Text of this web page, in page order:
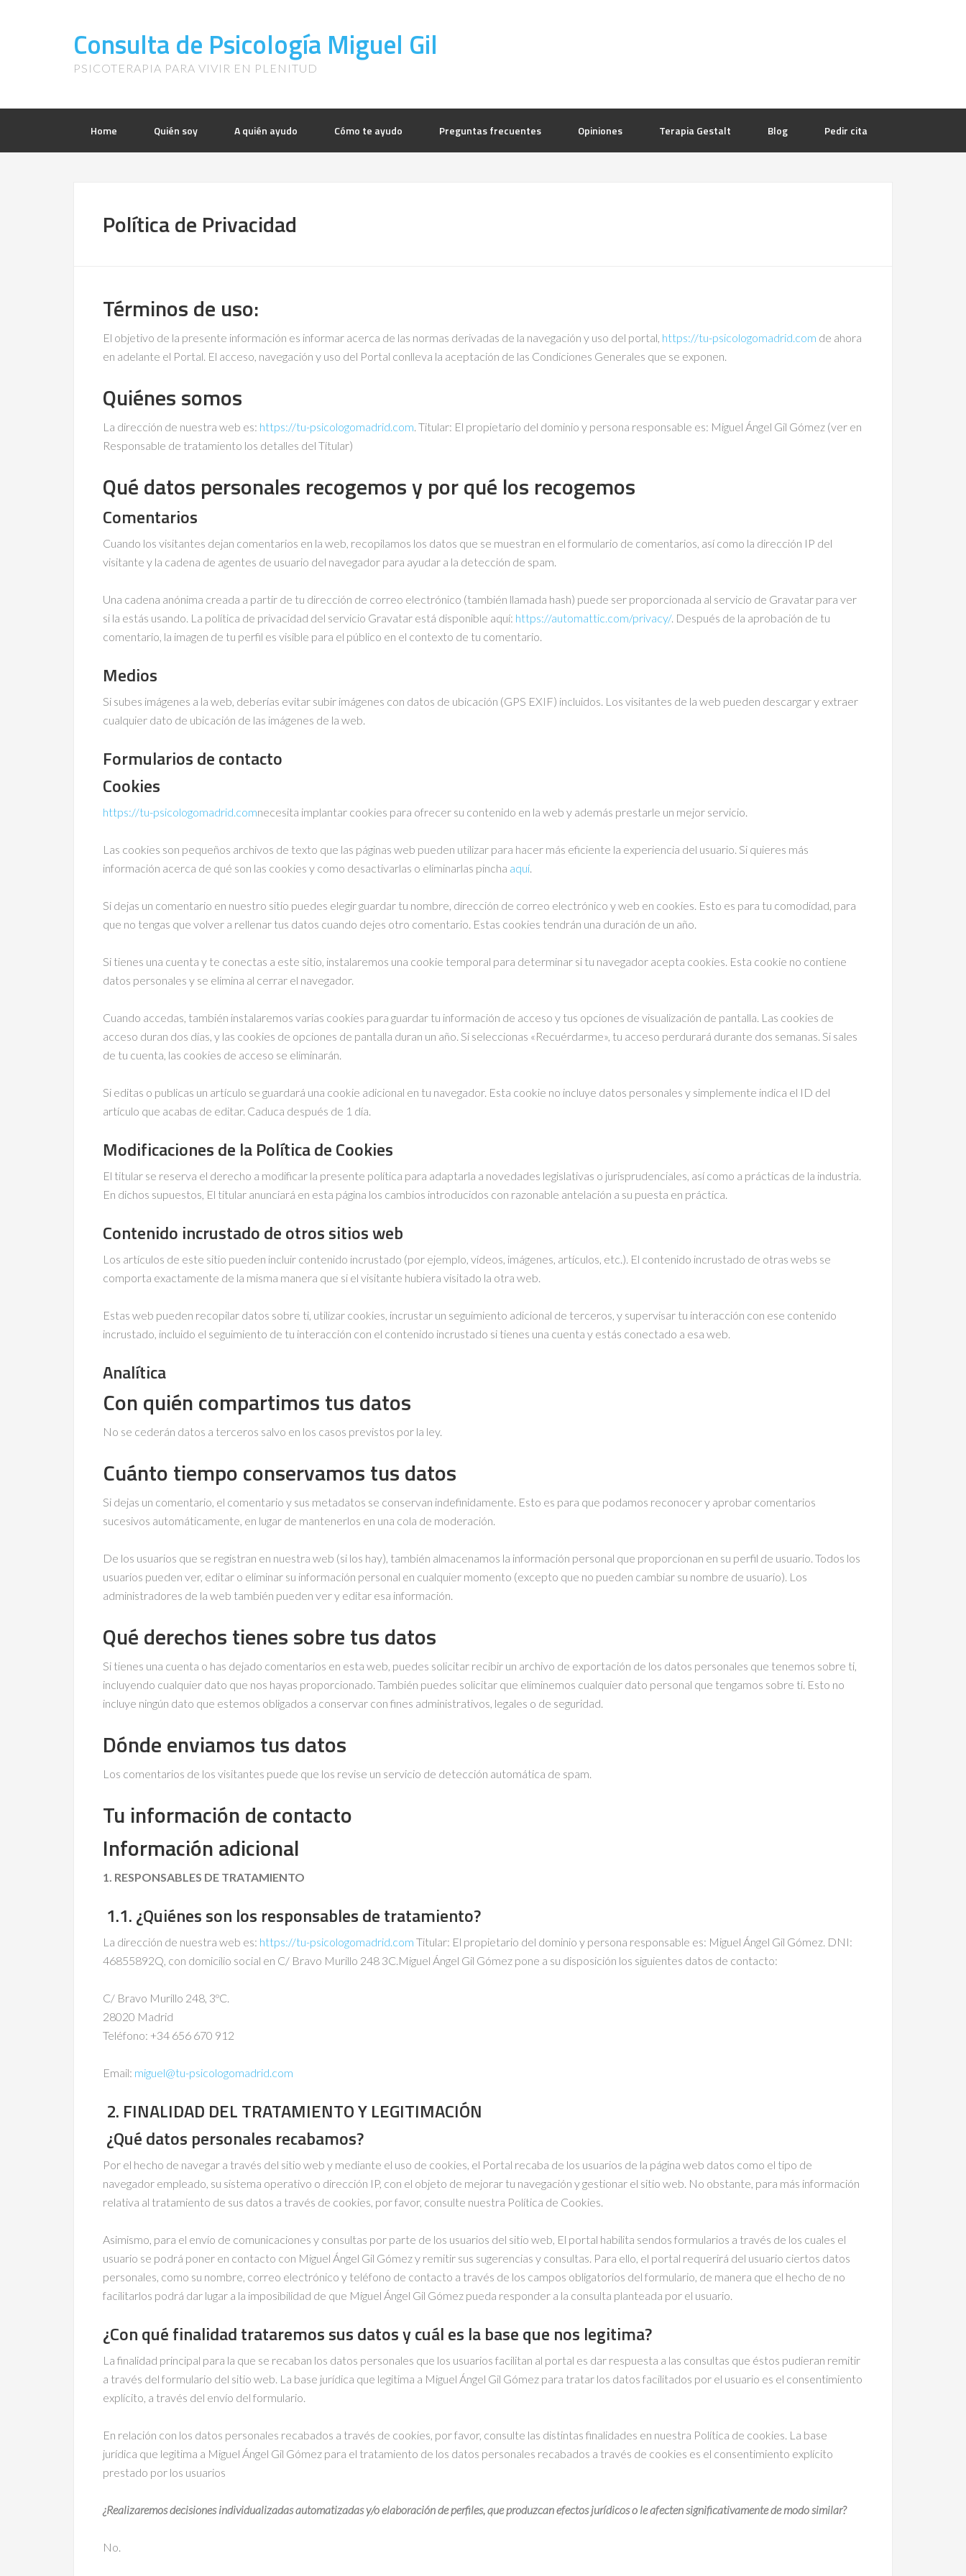
Consulta de Psicología Miguel Gil
PSICOTERAPIA PARA VIVIR EN PLENITUD
Home Quién soy A quién ayudo Cómo te ayudo Preguntas frecuentes Opiniones Terapia Gestalt Blog Pedir cita
Política de Privacidad
Términos de uso:
El objetivo de la presente información es informar acerca de las normas derivadas de la navegación y uso del portal, https://tu-psicologomadrid.com de ahora
en adelante el Portal. El acceso, navegación y uso del Portal conlleva la aceptación de las Condiciones Generales que se exponen.
Quiénes somos
La dirección de nuestra web es: https://tu-psicologomadrid.com. Titular: El propietario del dominio y persona responsable es: Miguel Ángel Gil Gómez (ver en
Responsable de tratamiento los detalles del Títular)
Qué datos personales recogemos y por qué los recogemos
Comentarios
Cuando los visitantes dejan comentarios en la web, recopilamos los datos que se muestran en el formulario de comentarios, así como la dirección IP del
visitante y la cadena de agentes de usuario del navegador para ayudar a la detección de spam.
Una cadena anónima creada a partir de tu dirección de correo electrónico (también llamada hash) puede ser proporcionada al servicio de Gravatar para ver
si la estás usando. La política de privacidad del servicio Gravatar está disponible aquí: https://automattic.com/privacy/. Después de la aprobación de tu
comentario, la imagen de tu perfil es visible para el público en el contexto de tu comentario.
Medios
Si subes imágenes a la web, deberías evitar subir imágenes con datos de ubicación (GPS EXIF) incluidos. Los visitantes de la web pueden descargar y extraer
cualquier dato de ubicación de las imágenes de la web.
Formularios de contacto
Cookies
https://tu-psicologomadrid.comnecesita implantar cookies para ofrecer su contenido en la web y además prestarle un mejor servicio.
Las cookies son pequeños archivos de texto que las páginas web pueden utilizar para hacer más eficiente la experiencia del usuario. Si quieres más
información acerca de qué son las cookies y como desactivarlas o eliminarlas pincha aquí.
Si dejas un comentario en nuestro sitio puedes elegir guardar tu nombre, dirección de correo electrónico y web en cookies. Esto es para tu comodidad, para
que no tengas que volver a rellenar tus datos cuando dejes otro comentario. Estas cookies tendrán una duración de un año.
Si tienes una cuenta y te conectas a este sitio, instalaremos una cookie temporal para determinar si tu navegador acepta cookies. Esta cookie no contiene
datos personales y se elimina al cerrar el navegador.
Cuando accedas, también instalaremos varias cookies para guardar tu información de acceso y tus opciones de visualización de pantalla. Las cookies de
acceso duran dos días, y las cookies de opciones de pantalla duran un año. Si seleccionas «Recuérdarme», tu acceso perdurará durante dos semanas. Si sales
de tu cuenta, las cookies de acceso se eliminarán.
Si editas o publicas un artículo se guardará una cookie adicional en tu navegador. Esta cookie no incluye datos personales y simplemente indica el ID del
artículo que acabas de editar. Caduca después de 1 día.
Modificaciones de la Política de Cookies
El titular se reserva el derecho a modificar la presente política para adaptarla a novedades legislativas o jurisprudenciales, así como a prácticas de la industria.
En dichos supuestos, El titular anunciará en esta página los cambios introducidos con razonable antelación a su puesta en práctica.
Contenido incrustado de otros sitios web
Los artículos de este sitio pueden incluir contenido incrustado (por ejemplo, vídeos, imágenes, artículos, etc.). El contenido incrustado de otras webs se
comporta exactamente de la misma manera que si el visitante hubiera visitado la otra web.
Estas web pueden recopilar datos sobre ti, utilizar cookies, incrustar un seguimiento adicional de terceros, y supervisar tu interacción con ese contenido
incrustado, incluido el seguimiento de tu interacción con el contenido incrustado si tienes una cuenta y estás conectado a esa web.
Analítica
Con quién compartimos tus datos
No se cederán datos a terceros salvo en los casos previstos por la ley.
Cuánto tiempo conservamos tus datos
Si dejas un comentario, el comentario y sus metadatos se conservan indefinidamente. Esto es para que podamos reconocer y aprobar comentarios
sucesivos automáticamente, en lugar de mantenerlos en una cola de moderación.
De los usuarios que se registran en nuestra web (si los hay), también almacenamos la información personal que proporcionan en su perfil de usuario. Todos los
usuarios pueden ver, editar o eliminar su información personal en cualquier momento (excepto que no pueden cambiar su nombre de usuario). Los
administradores de la web también pueden ver y editar esa información.
Qué derechos tienes sobre tus datos
Si tienes una cuenta o has dejado comentarios en esta web, puedes solicitar recibir un archivo de exportación de los datos personales que tenemos sobre ti,
incluyendo cualquier dato que nos hayas proporcionado. También puedes solicitar que eliminemos cualquier dato personal que tengamos sobre ti. Esto no
incluye ningún dato que estemos obligados a conservar con fines administrativos, legales o de seguridad.
Dónde enviamos tus datos
Los comentarios de los visitantes puede que los revise un servicio de detección automática de spam.
Tu información de contacto
Información adicional
1. RESPONSABLES DE TRATAMIENTO
1.1. ¿Quiénes son los responsables de tratamiento?
La dirección de nuestra web es: https://tu-psicologomadrid.com Titular: El propietario del dominio y persona responsable es: Miguel Ángel Gil Gómez. DNI:
46855892Q, con domicilio social en C/ Bravo Murillo 248 3C.Miguel Ángel Gil Gómez pone a su disposición los siguientes datos de contacto:
C/ Bravo Murillo 248, 3ºC.
28020 Madrid
Teléfono: +34 656 670 912
Email: miguel@tu-psicologomadrid.com
2. FINALIDAD DEL TRATAMIENTO Y LEGITIMACIÓN
¿Qué datos personales recabamos?
Por el hecho de navegar a través del sitio web y mediante el uso de cookies, el Portal recaba de los usuarios de la página web datos como el tipo de
navegador empleado, su sistema operativo o dirección IP, con el objeto de mejorar tu navegación y gestionar el sitio web. No obstante, para más información
relativa al tratamiento de sus datos a través de cookies, por favor, consulte nuestra Política de Cookies.
Asimismo, para el envío de comunicaciones y consultas por parte de los usuarios del sitio web, El portal habilita sendos formularios a través de los cuales el
usuario se podrá poner en contacto con Miguel Ángel Gil Gómez y remitir sus sugerencias y consultas. Para ello, el portal requerirá del usuario ciertos datos
personales, como su nombre, correo electrónico y teléfono de contacto a través de los campos obligatorios del formulario, de manera que el hecho de no
facilitarlos podrá dar lugar a la imposibilidad de que Miguel Ángel Gil Gómez pueda responder a la consulta planteada por el usuario.
¿Con qué finalidad trataremos sus datos y cuál es la base que nos legitima?
La finalidad principal para la que se recaban los datos personales que los usuarios facilitan al portal es dar respuesta a las consultas que éstos pudieran remitir
a través del formulario del sitio web. La base jurídica que legitima a Miguel Ángel Gil Gómez para tratar los datos facilitados por el usuario es el consentimiento
explícito, a través del envío del formulario.
En relación con los datos personales recabados a través de cookies, por favor, consulte las distintas finalidades en nuestra Política de cookies. La base
jurídica que legitima a Miguel Ángel Gil Gómez para el tratamiento de los datos personales recabados a través de cookies es el consentimiento explícito
prestado por los usuarios
¿Realizaremos decisiones individualizadas automatizadas y/o elaboración de perfiles, que produzcan efectos jurídicos o le afecten significativamente de modo similar?
No.